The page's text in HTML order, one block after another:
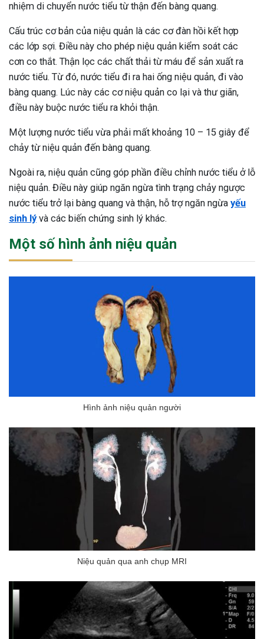
nhiệm di chuyển nước tiểu từ thận đến bàng quang.
Cấu trúc cơ bản của niệu quản là các cơ đàn hồi kết hợp
các lớp sợi. Điều này cho phép niệu quản kiểm soát các
cơn co thắt. Thận lọc các chất thải từ máu để sản xuất ra
nước tiểu. Từ đó, nước tiểu đi ra hai ống niệu quản, đi vào
bàng quang. Lúc này các cơ niệu quản co lại và thư giãn,
điều này buộc nước tiểu ra khỏi thận.
Một lượng nước tiểu vừa phải mất khoảng 10 – 15 giây để
chảy từ niệu quản đến bàng quang.
Ngoài ra, niệu quản cũng góp phần điều chỉnh nước tiểu ở lỗ
niệu quản. Điều này giúp ngăn ngừa tình trạng chảy ngược
nước tiểu trở lại bàng quang và thận, hỗ trợ ngăn ngừa yếu
sinh lývà các biến chứng sinh lý khác.
Một số hình ảnh niệu quản
Hình ảnh niệu quản người
Niệu quản qua anh chụp MRI